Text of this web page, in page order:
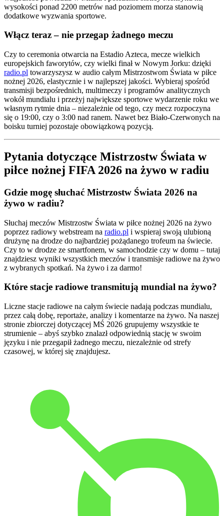
wysokości ponad 2200 metrów nad poziomem morza stanowią
dodatkowe wyzwania sportowe.
Włącz teraz – nie przegap żadnego meczu
Czy to ceremonia otwarcia na Estadio Azteca, mecze wielkich
europejskich faworytów, czy wielki finał w Nowym Jorku: dzięki
radio.pl towarzyszysz w audio całym Mistrzostwom Świata w piłce
nożnej 2026, elastycznie i w najlepszej jakości. Wybieraj spośród
transmisji bezpośrednich, multimeczy i programów analitycznych
wokół mundialu i przeżyj największe sportowe wydarzenie roku we
własnym rytmie dnia – niezależnie od tego, czy mecz rozpoczyna
się o 19:00, czy o 3:00 nad ranem. Nawet bez Biało-Czerwonych na
boisku turniej pozostaje obowiązkową pozycją.
Pytania dotyczące Mistrzostw Świata w
piłce nożnej FIFA 2026 na żywo w radiu
Gdzie mogę słuchać Mistrzostw Świata 2026 na
żywo w radiu?
Słuchaj meczów Mistrzostw Świata w piłce nożnej 2026 na żywo
poprzez radiowy webstream na radio.pl i wspieraj swoją ulubioną
drużynę na drodze do najbardziej pożądanego trofeum na świecie.
Czy to w drodze ze smartfonem, w samochodzie czy w domu – tutaj
znajdziesz wyniki wszystkich meczów i transmisje radiowe na żywo
z wybranych spotkań. Na żywo i za darmo!
Które stacje radiowe transmitują mundial na żywo?
Liczne stacje radiowe na całym świecie nadają podczas mundialu,
przez całą dobę, reportaże, analizy i komentarze na żywo. Na naszej
stronie zbiorczej dotyczącej MŚ 2026 grupujemy wszystkie te
strumienie – abyś szybko znalazł odpowiednią stację w swoim
języku i nie przegapił żadnego meczu, niezależnie od strefy
czasowej, w której się znajdujesz.